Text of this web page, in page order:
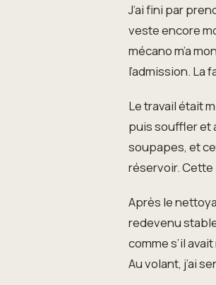
J’ai fini par
veste encore
mécano m’a
l’admission. La
Le travail était
puis souffler et
soupapes, et
réservoir. Cette
Après le
redevenu
comme s’il
Au volant, j’ai